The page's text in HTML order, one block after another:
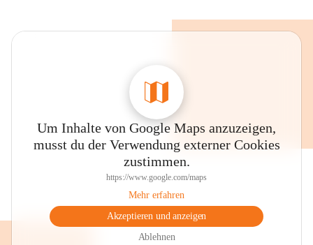
Um Inhalte von Google Maps anzuzeigen,
musst du der Verwendung externer Cookies
zustimmen.
https://www.google.com/maps
Mehr erfahren
Akzeptieren und anzeigen
Ablehnen